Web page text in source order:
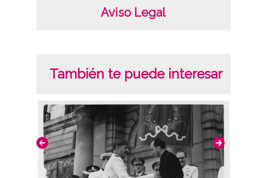
Aviso Legal
También te puede interesar